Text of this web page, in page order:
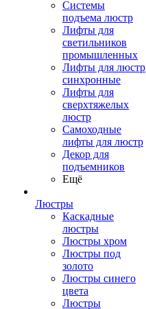
Системы
подъема люстр
Лифты для
светильников
промышленных
Лифты для люстр
синхронные
Лифты для
сверхтяжелых
люстр
Самоходные
лифты для люстр
Декор для
подъемников
Ещё
Люстры
Каскадные
люстры
Люстры хром
Люстры под
золото
Люстры синего
цвета
Люстры